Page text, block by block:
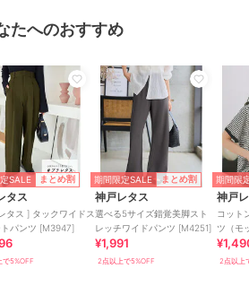
ト
） ポリエステル80%/綿20%
） ポリエステル100%
のお取り扱い方法
コットン素材/
ポリエステル
/ 無地 ワイド・バギー/
ア・ブーツカット/ライフス
ル/カジュアル
他パンツ
たへのおすすめ
SALE まとめ割
タス
タス ] タックワイドス
トパンツ [M3947]
で5%OFF
期間限定SALE まとめ割
神戸レタス
選べる5サイズ錯覚美脚スト
レッチワイドパンツ [M4251]
¥1,991
2点以上で5%OFF
期間限
神戸
コット
ツ（モ
ック）
2点以上